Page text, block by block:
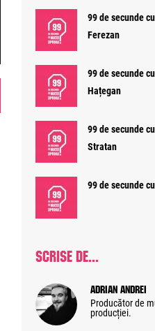
99 de secunde
Ferezan
99 de secunde
Hațegan
99 de secunde
Stratan
99 de secunde
SCRISE DE...
Adrian Andrei
Producător de
producției.